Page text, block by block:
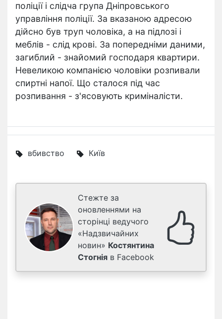
поліції і слідча група Дніпровського
управління поліції. За вказаною адресою
дійсно був труп чоловіка, а на підлозі і
меблів - слід крові. За попередніми даними,
загиблий - знайомий господаря квартири.
Невеликою компанією чоловіки розпивали
спиртні напої. Що сталося під час
розпивання - з'ясовують криміналісти.
вбивство Київ
Стежте за
оновленнями на
сторінці ведучого
«Надзвичайних
новин» Костянтина
Стогнія в Facebook